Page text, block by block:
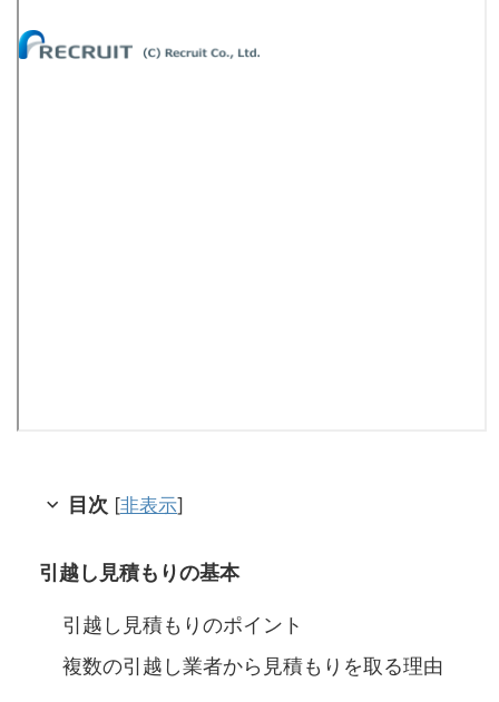
目次 [非表示]
引越し見積もりの基本
引越し見積もりのポイント
複数の引越し業者から見積もりを取る理由